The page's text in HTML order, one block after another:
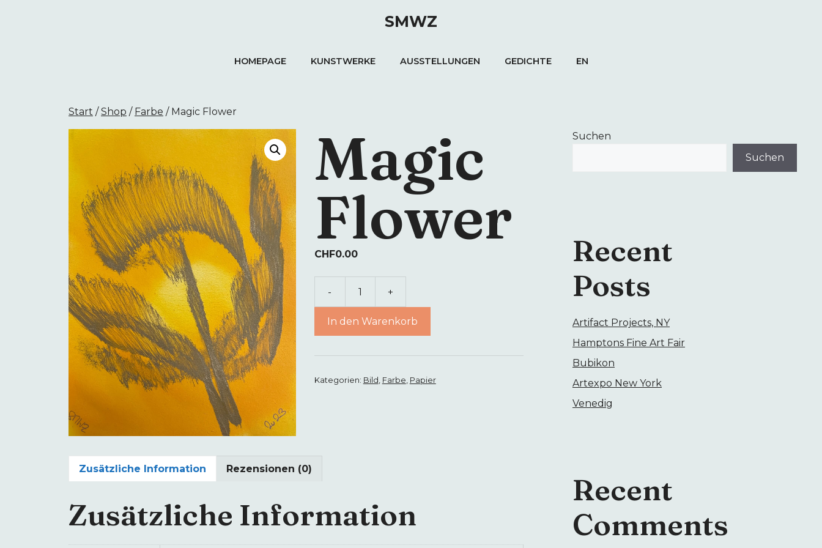
SMWZ
HOMEPAGE KUNSTWERKE AUSSTELLUNGEN GEDICHTE EN
Start /Shop / Farbe / Magic Flower
Magic
Flower
CHF0.00
- +
In den Warenkorb
Kategorien: Bild , Farbe, Papier
Zusätzliche Information Rezensionen (0)
Zusätzliche Information
Suchen
Suchen
Recent
Posts
Artifact Projects, NY
Hamptons Fine Art Fair
Bubikon
Artexpo New York
Venedig
Recent
Comments